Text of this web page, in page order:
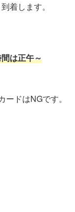
着します。
は正午～
ドはNGです。